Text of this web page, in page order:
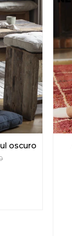
oscuro